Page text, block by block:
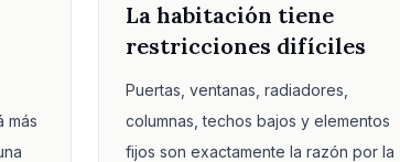
más
La habitación tiene
restricciones difíciles
Puertas, ventanas, radiadores,
columnas, techos bajos y elementos
fijos son exactamente la razón por la